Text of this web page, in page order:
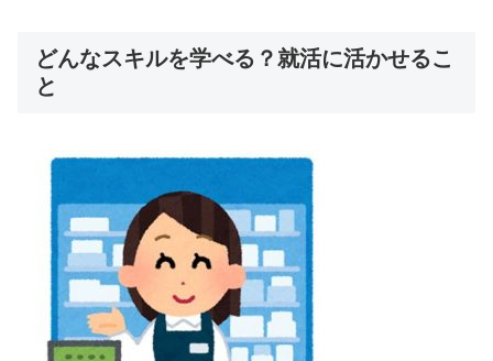
どんなスキルを学べる？就活に活かせるこ
と